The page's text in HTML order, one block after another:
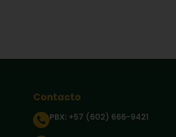
Contacto
PBX: +57 (602) 666-9421